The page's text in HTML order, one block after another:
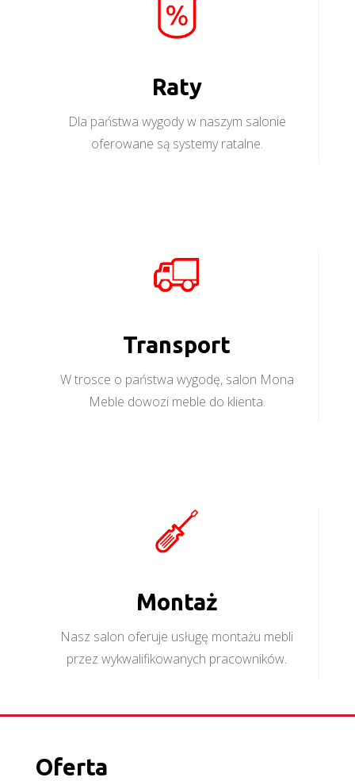
Raty
Dla państwa wygody w naszym salonie
oferowane są systemy ratalne.
Transport
W trosce o państwa wygodę, salon Mona
Meble dowozi meble do klienta.
Montaż
Nasz salon oferuje usługę montażu mebli
przez wykwalifikowanych pracowników.
Oferta